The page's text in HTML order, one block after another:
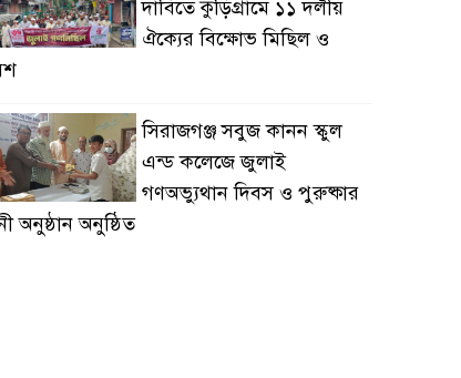
দাবিতে কুড়িগ্রামে ১১ দলীয়
ঐক্যের বিক্ষোভ মিছিল ও
সিরাজগঞ্জ সবুজ কানন স্কুল
এন্ড কলেজে জুলাই
গণঅভ্যুথান দিবস ও পুরুষ্কার
অনুষ্ঠান অনুষ্ঠিত